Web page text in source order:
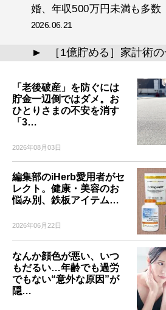
婚、年収500万円未満も多数
2026.06.21
▲ ［1億貯める］家計術
「老後破産」を防ぐには
貯金一辺倒ではダメ。お
ひとりさまの不安を消す
「3…
2026年08月03日
編集部のiHerb愛用者がセ
レクト。健康・美容のお
悩み別、鉄板アイテム…
2026年06月22日
なんか顔色が悪い、いつ
もだるい…年齢でも過労
でもない“意外な原因”が
隠…